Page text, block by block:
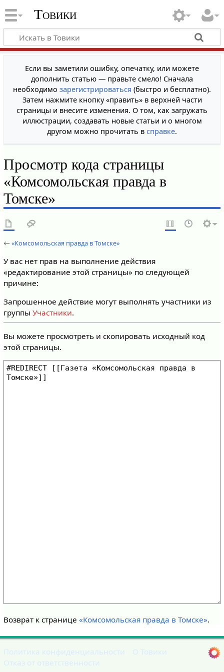
Товики
Если вы заметили ошибку, опечатку, или можете
дополнить статью — правьте смело! Сначала
необходимо зарегистрироваться (быстро и бесплатно).
Затем нажмите кнопку «править» в верхней части
страницы и внесите изменения. О том, как загружать
иллюстрации, создавать новые статьи и о многом
другом можно прочитать в справке.
Просмотр кода страницы
«Комсомольская правда в
Томске»
←«Комсомольская правда в Томске»
У вас нет прав на выполнение действия
«редактирование этой страницы» по следующей
причине:
Запрошенное действие могут выполнять участники из
группы Участники.
Вы можете просмотреть и скопировать исходный код
этой страницы.
Возврат к странице «Комсомольская правда в Томске».